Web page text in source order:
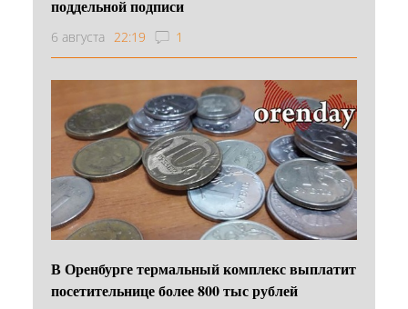
поддельной подписи
6 августа 22:19 1
В Оренбурге термальный комплекс выплатит
посетительнице более 800 тыс рублей